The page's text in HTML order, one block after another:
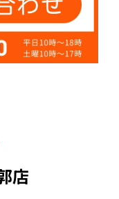
店